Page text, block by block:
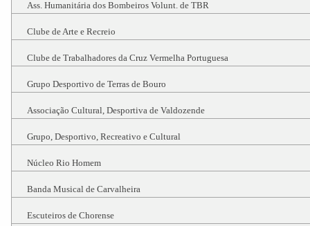
Ass. Humanitária dos Bombeiros Volunt. de TBR
Clube de Arte e Recreio
Clube de Trabalhadores da Cruz Vermelha Portuguesa
Grupo Desportivo de Terras de Bouro
Associação Cultural, Desportiva de Valdozende
Grupo, Desportivo, Recreativo e Cultural
Núcleo Rio Homem
Banda Musical de Carvalheira
Escuteiros de Chorense